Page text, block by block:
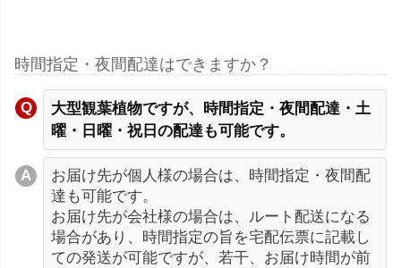
時間指定・夜間配達はできますか？
大型観葉植物ですが、時間指定・夜間配達・土
曜・日曜・祝日の配達も可能です。
お届け先が個人様の場合は、時間指定・夜間配
達も可能です。
お届け先が会社様の場合は、ルート配送になる
場合があり、時間指定の旨を宅配伝票に記載し
ての発送が可能ですが、若干、お届け時間が前